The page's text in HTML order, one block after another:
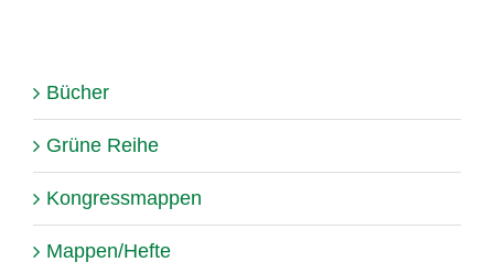
Bücher
Grüne Reihe
Kongressmappen
Mappen/Hefte